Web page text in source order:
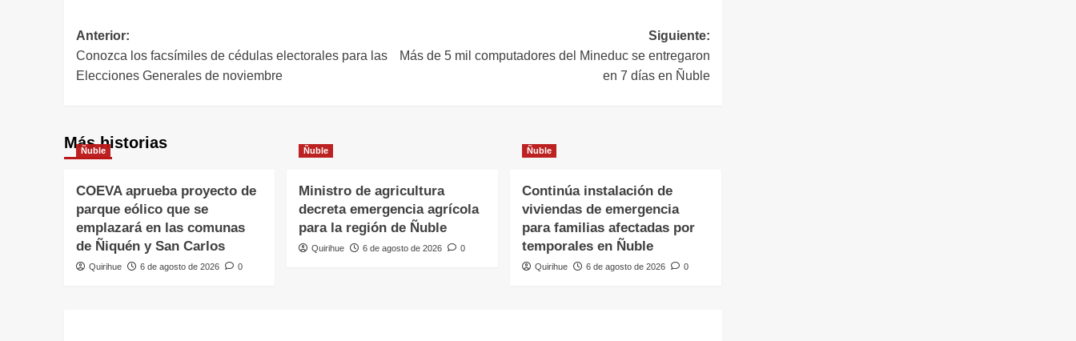
Anterior:
Conozca los facsímiles de cédulas electorales para las
Elecciones Generales de noviembre
Siguiente:
Más de 5 mil computadores del Mineduc se entregaron
en 7 días en Ñuble
Más historias
Ñuble
COEVA aprueba proyecto de
parque eólico que se
emplazará en las comunas
de Ñiquén y San Carlos
Quirihue 6 de agosto de 2026 0
Ñuble
Ministro de agricultura
decreta emergencia agrícola
para la región de Ñuble
Quirihue 6 de agosto de 2026 0
Ñuble
Continúa instalación de
viviendas de emergencia
para familias afectadas por
temporales en Ñuble
Quirihue 6 de agosto de 2026 0